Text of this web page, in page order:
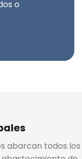
o
abarcan todos los